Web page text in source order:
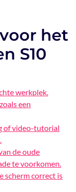
het
S10
werkplek.
een
of video-tutorial
de oude
te voorkomen.
scherm correct is